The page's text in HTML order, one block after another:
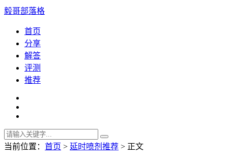
毅哥部落格
首页
分享
解答
评测
推荐
当前位置： 首页 > 延时喷剂推荐 > 正文